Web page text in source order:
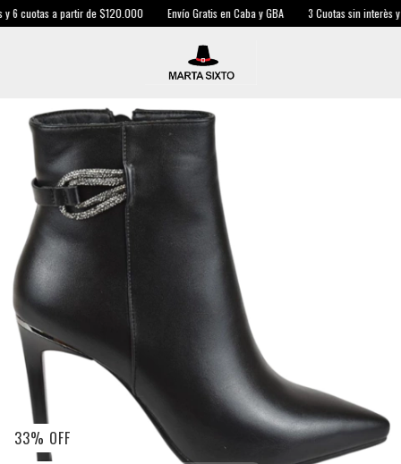
cuotas a partir de $120.000 Envío Gratis en Caba y GBA 3 Cuotas sin interès y
33% OFF